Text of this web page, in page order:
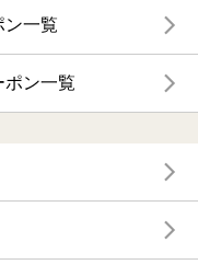
ン一覧
ポン一覧